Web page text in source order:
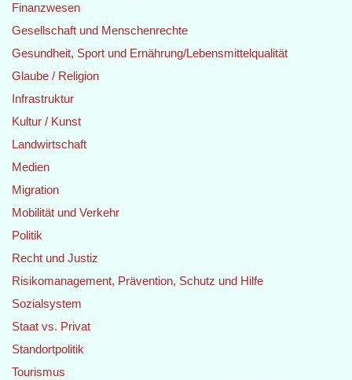
Finanzwesen
Gesellschaft und Menschenrechte
Gesundheit, Sport und Ernährung/Lebensmittelqualität
Glaube / Religion
Infrastruktur
Kultur / Kunst
Landwirtschaft
Medien
Migration
Mobilität und Verkehr
Politik
Recht und Justiz
Risikomanagement, Prävention, Schutz und Hilfe
Sozialsystem
Staat vs. Privat
Standortpolitik
Tourismus